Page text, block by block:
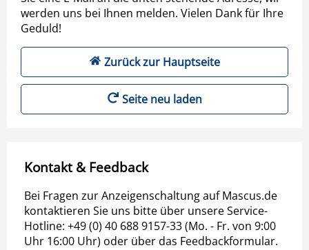
werden uns bei Ihnen melden. Vielen Dank für Ihre
Geduld!
Zurück zur Hauptseite
Seite neu laden
Kontakt & Feedback
Bei Fragen zur Anzeigenschaltung auf Mascus.de
kontaktieren Sie uns bitte über unsere Service-
Hotline: +49 (0) 40 688 9157-33 (Mo. - Fr. von 9:00
Uhr 16:00 Uhr) oder über das Feedbackformular.